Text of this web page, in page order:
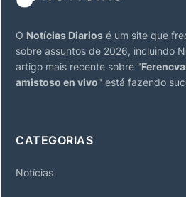
O Notícias Diarios é um site que
sobre assuntos de 2026, incluindo
artigo mais recente sobre "
amistoso en vivo" está fazendo
CATEGORIAS
Notícias